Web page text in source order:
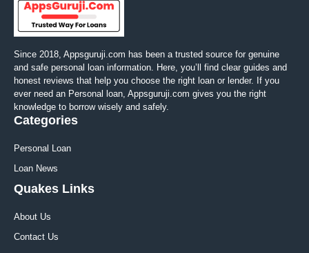
Since 2018, Appsguruji.com has been a trusted source for genuine
and safe personal loan information. Here, you’ll find clear guides and
honest reviews that help you choose the right loan or lender. If you
ever need an Personal loan, Appsguruji.com gives you the right
knowledge to borrow wisely and safely.
Categories
Personal Loan
Loan News
Quakes Links
About Us
Contact Us